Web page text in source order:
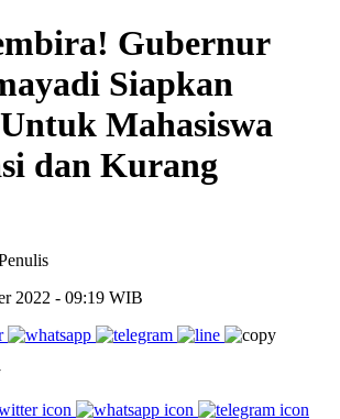
Gubernur
Siapkan
Mahasiswa
dan Kurang
2022 - 09:19 WIB